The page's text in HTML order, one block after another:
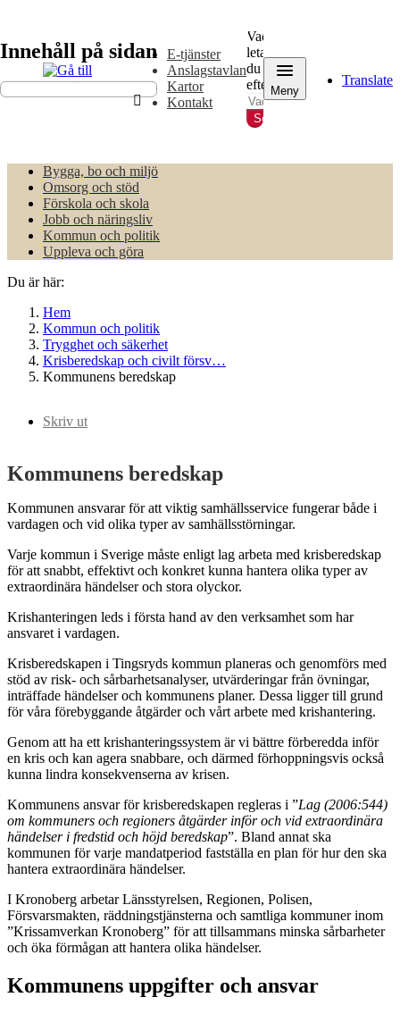
innehåll
huvudmeny
Translate
E-tjänster
Anslagstavlan
Kartor
Kontakt
Vad
letar
du
efter?
Sök
Meny
Bygga, bo och miljö
Omsorg och stöd
Förskola och skola
Jobb och näringsliv
Kommun och politik
Uppleva och göra
Du är här:
Hem
Kommun och politik
Trygghet och säkerhet
Krisberedskap och civilt försv…
Kommunens beredskap
Skriv ut
Kommunens beredskap
Kommunen ansvarar för att viktig samhällsservice fungerar både i
vardagen och vid olika typer av samhällsstörningar.
Varje kommun i Sverige måste enligt lag arbeta med krisberedskap
för att snabbt, effektivt och konkret kunna hantera olika typer av
extraordinära händelser och stora olyckor.
Krishanteringen leds i första hand av den verksamhet som har
ansvaret i vardagen.
Krisberedskapen i Tingsryds kommun planeras och genomförs med
stöd av risk- och sårbarhetsanalyser, utvärderingar från övningar,
inträffade händelser och kommunens planer. Dessa ligger till grund
för våra förebyggande åtgärder och vårt arbete med krishantering.
Genom att ha ett krishanteringssystem är vi bättre förberedda inför
en kris och kan agera snabbare, och därmed förhoppningsvis också
kunna lindra konsekvenserna av krisen.
Kommunens ansvar för krisberedskapen regleras i ”Lag (2006:544)
om kommuners och regioners åtgärder inför och vid extraordinära
händelser i fredstid och höjd beredskap”. Bland annat ska
kommunen för varje mandatperiod fastställa en plan för hur den ska
hantera extraordinära händelser.
I Kronoberg arbetar Länsstyrelsen, Regionen, Polisen,
Försvarsmakten, räddningstjänsterna och samtliga kommuner inom
”Krissamverkan Kronoberg” för att tillsammans minska sårbarheter
och öka förmågan att hantera olika händelser.
Kommunens uppgifter och ansvar
Innehåll på sidan